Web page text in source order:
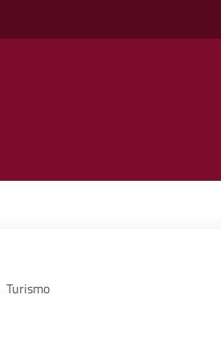
Turismo